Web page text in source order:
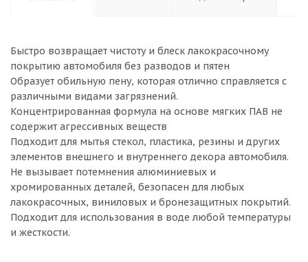
Быстро возвращает чистоту и блеск лакокрасочному
покрытию автомобиля без разводов и пятен
Образует обильную пену, которая отлично справляется с
различными видами загрязнений.
Концентрированная формула на основе мягких ПАВ не
содержит агрессивных веществ
Подходит для мытья стекол, пластика, резины и других
элементов внешнего и внутреннего декора автомобиля.
Не вызывает потемнения алюминиевых и
хромированных деталей, безопасен для любых
лакокрасочных, виниловых и бронезащитных покрытий.
Подходит для использования в воде любой температуры
и жесткости.